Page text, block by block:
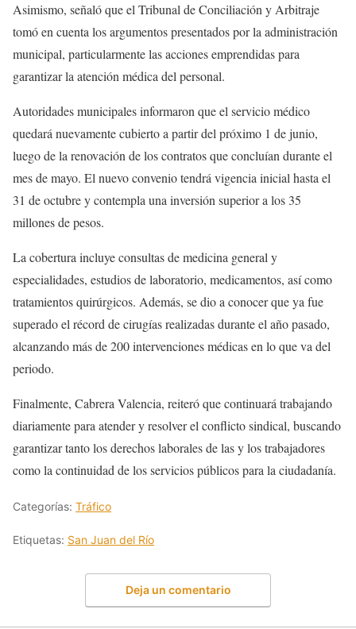
Asimismo, señaló que el Tribunal de Conciliación y Arbitraje
tomó en cuenta los argumentos presentados por la administración
municipal, particularmente las acciones emprendidas para
garantizar la atención médica del personal.
Autoridades municipales informaron que el servicio médico
quedará nuevamente cubierto a partir del próximo 1 de junio,
luego de la renovación de los contratos que concluían durante el
mes de mayo. El nuevo convenio tendrá vigencia inicial hasta el
31 de octubre y contempla una inversión superior a los 35
millones de pesos.
La cobertura incluye consultas de medicina general y
especialidades, estudios de laboratorio, medicamentos, así como
tratamientos quirúrgicos. Además, se dio a conocer que ya fue
superado el récord de cirugías realizadas durante el año pasado,
alcanzando más de 200 intervenciones médicas en lo que va del
periodo.
Finalmente, Cabrera Valencia, reiteró que continuará trabajando
diariamente para atender y resolver el conflicto sindical, buscando
garantizar tanto los derechos laborales de las y los trabajadores
como la continuidad de los servicios públicos para la ciudadanía.
Categorías: Tráfico
Etiquetas: San Juan del Río
Deja un comentario